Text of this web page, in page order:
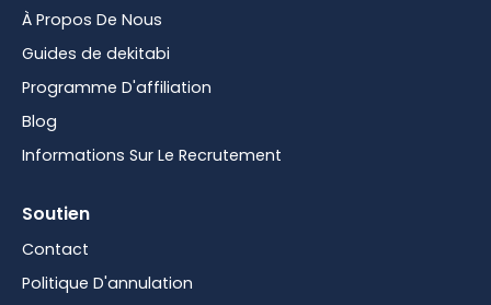
À Propos De Nous
Guides de dekitabi
Programme D'affiliation
Blog
Informations Sur Le Recrutement
Soutien
Contact
Politique D'annulation